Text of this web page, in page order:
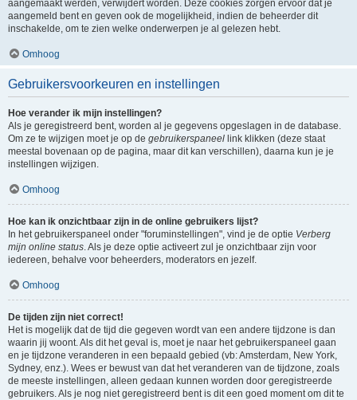
aangemaakt werden, verwijdert worden. Deze cookies zorgen ervoor dat je
aangemeld bent en geven ook de mogelijkheid, indien de beheerder dit
inschakelde, om te zien welke onderwerpen je al gelezen hebt.
Omhoog
Gebruikersvoorkeuren en instellingen
Hoe verander ik mijn instellingen?
Als je geregistreerd bent, worden al je gegevens opgeslagen in de database.
Om ze te wijzigen moet je op de gebruikerspaneel link klikken (deze staat
meestal bovenaan op de pagina, maar dit kan verschillen), daarna kun je je
instellingen wijzigen.
Omhoog
Hoe kan ik onzichtbaar zijn in de online gebruikers lijst?
In het gebruikerspaneel onder "foruminstellingen", vind je de optie Verberg
mijn online status. Als je deze optie activeert zul je onzichtbaar zijn voor
iedereen, behalve voor beheerders, moderators en jezelf.
Omhoog
De tijden zijn niet correct!
Het is mogelijk dat de tijd die gegeven wordt van een andere tijdzone is dan
waarin jij woont. Als dit het geval is, moet je naar het gebruikerspaneel gaan
en je tijdzone veranderen in een bepaald gebied (vb: Amsterdam, New York,
Sydney, enz.). Wees er bewust van dat het veranderen van de tijdzone, zoals
de meeste instellingen, alleen gedaan kunnen worden door geregistreerde
gebruikers. Als je nog niet geregistreerd bent is dit een goed moment om dit te